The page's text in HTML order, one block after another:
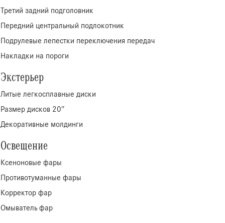
Третий задний подголовник
Передний центральный подлокотник
Подрулевые лепестки переключения передач
Накладки на пороги
Экстерьер
Литые легкосплавные диски
Размер дисков 20″
Декоративные молдинги
Освещение
Ксеноновые фары
Противотуманные фары
Корректор фар
Омыватель фар